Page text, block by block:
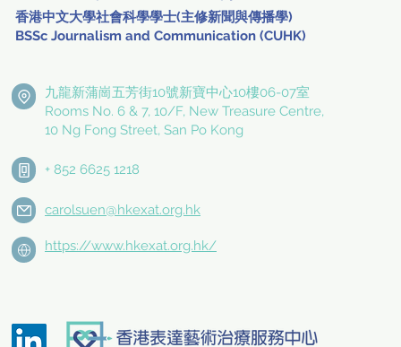
香港中文大學社會科學學士(主修新聞與傳播學)
BSSc Journalism and Communication (CUHK)
九龍新蒲崗五芳街10號新寶中心10樓06-07室
Rooms No. 6 & 7, 10/F, New Treasure Centre,
10 Ng Fong Street, San Po Kong
+ 852 6625 1218
carolsuen@hkexat.org.hk
https://www.hkexat.org.hk/